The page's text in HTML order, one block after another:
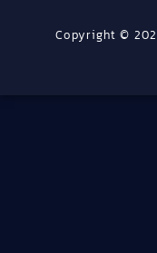
1940
Copyright ©